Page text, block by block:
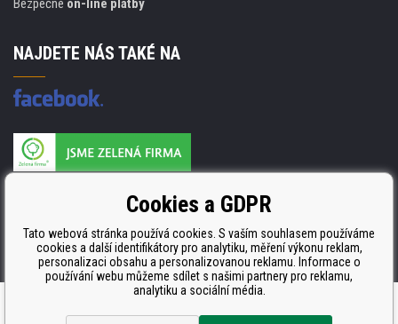
Bezpečné on-line platby
NAJDETE NÁS TAKÉ NA
ISO 9001. ISO 14001 a STMC.
Tvorba a pronájem eshopůBINARGON.cz
Cookies a GDPR
Tato webová stránka používá cookies. S vaším souhlasem používáme
cookies a další identifikátory pro analytiku, měření výkonu reklam,
personalizaci obsahu a personalizovanou reklamu. Informace o
používání webu můžeme sdílet s našimi partnery pro reklamu,
analytiku a sociální média.